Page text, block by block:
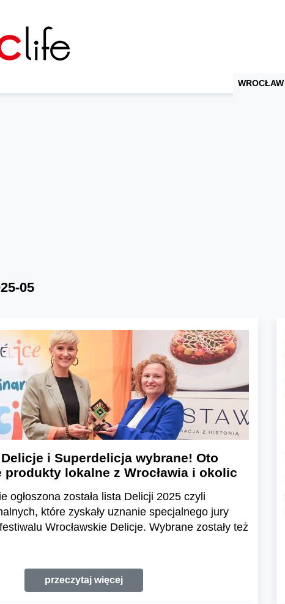
WROCŁAW
05
i Superdelicja wybrane! Oto
produkty lokalne z Wrocławia i okolic
ogłoszona została lista Delicji 2025 czyli
które zyskały uznanie specjalnego jury
Wrocławskie Delicje. Wybrane zostały też
przeczytaj więcej